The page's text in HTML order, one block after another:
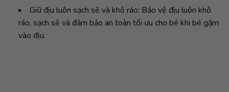
Giữ địu luôn sạch sẽ và khô ráo: Bảo vệ địu luôn khô
ráo, sạch sẽ và đảm bảo an toàn tối ưu cho bé khi bé gặm
vào địu.